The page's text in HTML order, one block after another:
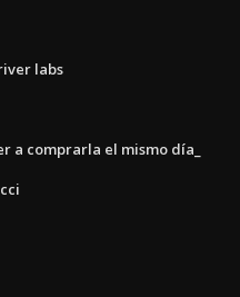
labs
a comprarla el mismo día_